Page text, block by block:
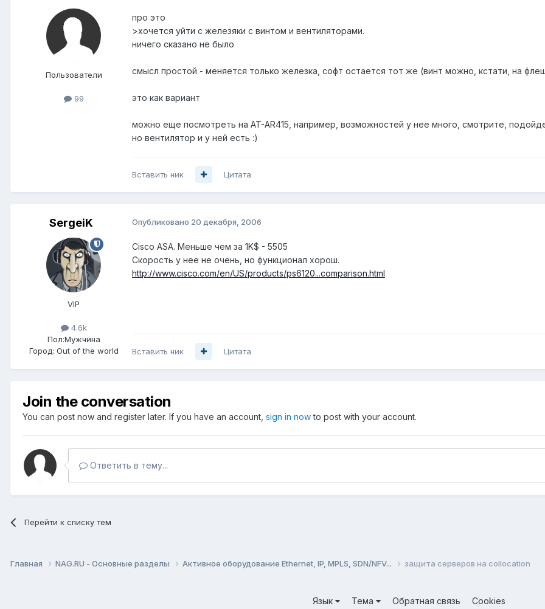
Пользователи
99
про это
>хочется уйти с железяки с винтом и вентиляторами.
ничего сказано не было
смысл простой - меняется только железка, софт остается тот же (винт можно, кстати, на
это как вариант
можно еще посмотреть на AT-AR415, например, возможностей у нее много, смотрите,
но вентилятор и у ней есть :)
Вставить ник Цитата
SergeiK
VIP
4.6k
Пол:Мужчина
Город: Out of the world
Опубликовано 20 декабря, 2006
Cisco ASA. Меньше чем за 1K$ - 5505
Скорость у нее не очень, но функционал хорош.
http://www.cisco.com/en/US/products/ps6120...comparison.html
Вставить ник Цитата
Join the conversation
You can post now and register later. If you have an account, sign in nowto post with your account.
Ответить в тему...
Перейти к списку тем
Главная NAG.RU - Основные разделы Активное оборудование Ethernet, IP, MPLS, SDN/NFV... защита серверов на collocation
Язык Тема Обратная связь
Cookies